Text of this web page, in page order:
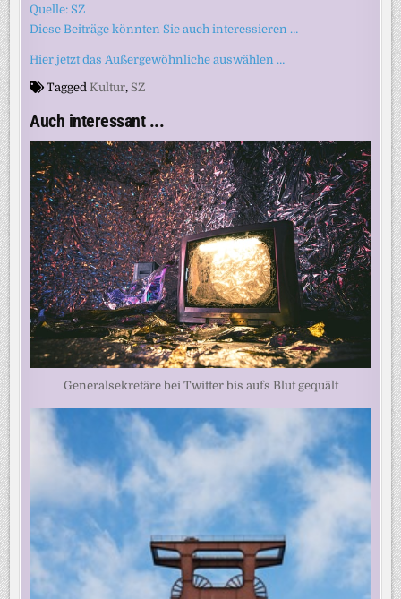
Quelle: SZ
Diese Beiträge könnten Sie auch interessieren …
Hier jetzt das Außergewöhnliche auswählen …
Tagged Kultur, SZ
Auch interessant ...
Generalsekretäre bei Twitter bis aufs Blut gequält